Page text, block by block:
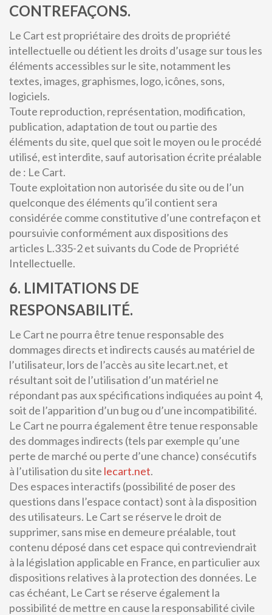
CONTREFAÇONS.
Le Cart est propriétaire des droits de propriété
intellectuelle ou détient les droits d’usage sur tous les
éléments accessibles sur le site, notamment les
textes, images, graphismes, logo, icônes, sons,
logiciels.
Toute reproduction, représentation, modification,
publication, adaptation de tout ou partie des
éléments du site, quel que soit le moyen ou le procédé
utilisé, est interdite, sauf autorisation écrite préalable
de : Le Cart.
Toute exploitation non autorisée du site ou de l’un
quelconque des éléments qu’il contient sera
considérée comme constitutive d’une contrefaçon et
poursuivie conformément aux dispositions des
articles L.335-2 et suivants du Code de Propriété
Intellectuelle.
6. LIMITATIONS DE
RESPONSABILITÉ.
Le Cart ne pourra être tenue responsable des
dommages directs et indirects causés au matériel de
l’utilisateur, lors de l’accès au site lecart.net, et
résultant soit de l’utilisation d’un matériel ne
répondant pas aux spécifications indiquées au point 4,
soit de l’apparition d’un bug ou d’une incompatibilité.
Le Cart ne pourra également être tenue responsable
des dommages indirects (tels par exemple qu’une
perte de marché ou perte d’une chance) consécutifs
à l’utilisation du site lecart.net.
Des espaces interactifs (possibilité de poser des
questions dans l’espace contact) sont à la disposition
des utilisateurs. Le Cart se réserve le droit de
supprimer, sans mise en demeure préalable, tout
contenu déposé dans cet espace qui contreviendrait
à la législation applicable en France, en particulier aux
dispositions relatives à la protection des données. Le
cas échéant, Le Cart se réserve également la
possibilité de mettre en cause la responsabilité civile